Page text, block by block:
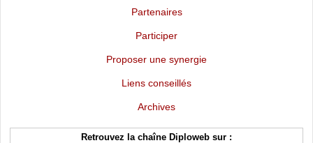
Partenaires
Participer
Proposer une synergie
Liens conseillés
Archives
Retrouvez la chaîne Diploweb sur :